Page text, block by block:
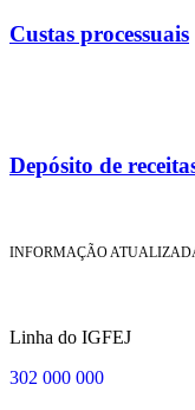
Custas processuais
Depósito de
INFORMAÇÃO
Linha do IGFEJ
302 000 000